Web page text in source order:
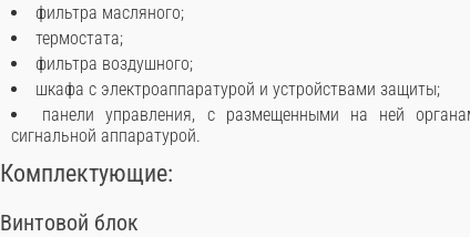
фильтра масляного;
термостата;
фильтра воздушного;
шкафа с электроаппаратурой и устройствами защиты;
панели управления, с размещенными на ней
сигнальной аппаратурой.
Комплектующие:
Винтовой блок